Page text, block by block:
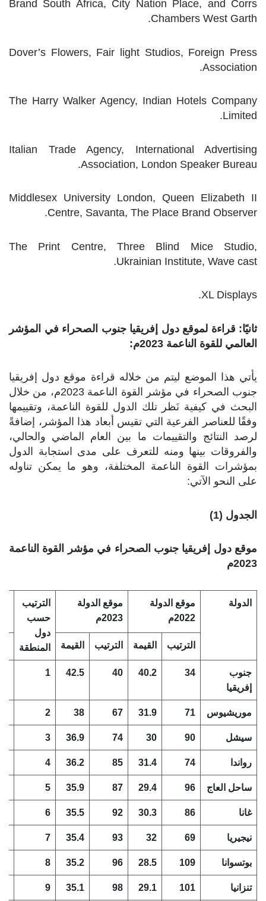
Brand South Africa, City Nation Place, and Corrs
Chambers West Garth.
Dover’s Flowers, Fair light Studios, Foreign Press
Association.
The Harry Walker Agency, Indian Hotels Company
Limited.
Italian Trade Agency, International Advertising
Association, London Speaker Bureau.
Middlesex University London, Queen Elizabeth II
Centre, Savanta, The Place Brand Observer.
The Print Centre, Three Blind Mice Studio,
Ukrainian Institute, Wave cast.
XL Displays.
ثانيًا: قراءة لموقع دول إفريقيا جنوب الصحراء في المؤشر
العالمي للقوة الناعمة 2023م:
يأتي هذا الموضع ليتم من خلاله قراءة موقع دول إفريقيا
جنوب الصحراء في مؤشر القوة الناعمة 2023م، من خلال
البحث في كيفية نَظر تلك الدول للقوة الناعمة، وتقييمها
وفقًا للعناصر الفرعية التي تقيس أبعاد هذا المؤشر، إضافةً
لرصد النتائج والتقييمات ما بين العام الماضي والحالي،
والفروقات بينها ومنه للتعرف على مدى استجابة الدول
بمؤشرات القوة الناعمة المختلفة، وهو ما يمكن تناوله
على النحو الآتي:
الجدول (1)
موقع دول إفريقيا جنوب الصحراء في مؤشر القوة الناعمة
2023م
الدولة
موقع الدولة
2022م
موقع الدولة
2023م
الترتيب
حسب
دول
المنطقة
الترتيب القيمة الترتيب القيمة
جنوب
إفريقيا
34
40.2
40
42.5
1
موريشيوس 71
31.9
67
38
2
سيشل 90
30
74
36.9
3
رواندا 74
31.4
85
36.2
4
ساحل العاج 96
29.4
87
35.9
5
غانا 86
30.3
92
35.5
6
نيجيريا 69
32
93
35.4
7
بوتسوانا 109
28.5
96
35.2
8
تنزانيا 101
29.1
98
35.1
9